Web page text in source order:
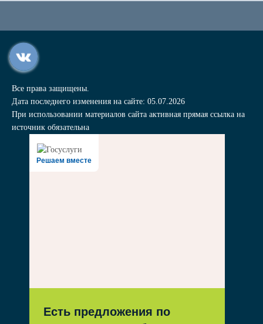
Все права защищены.
Дата последнего изменения на сайте: 05.07.2026
При использовании материалов сайта активная прямая ссылка на
источник обязательна
Решаем вместе
Есть предложения по